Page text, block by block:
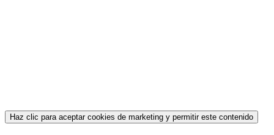
Haz clic para aceptar cookies de marketing y permitir este contenido